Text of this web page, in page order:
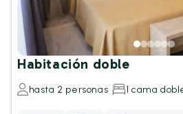
Habitación doble
hasta 2 personas 1 cama